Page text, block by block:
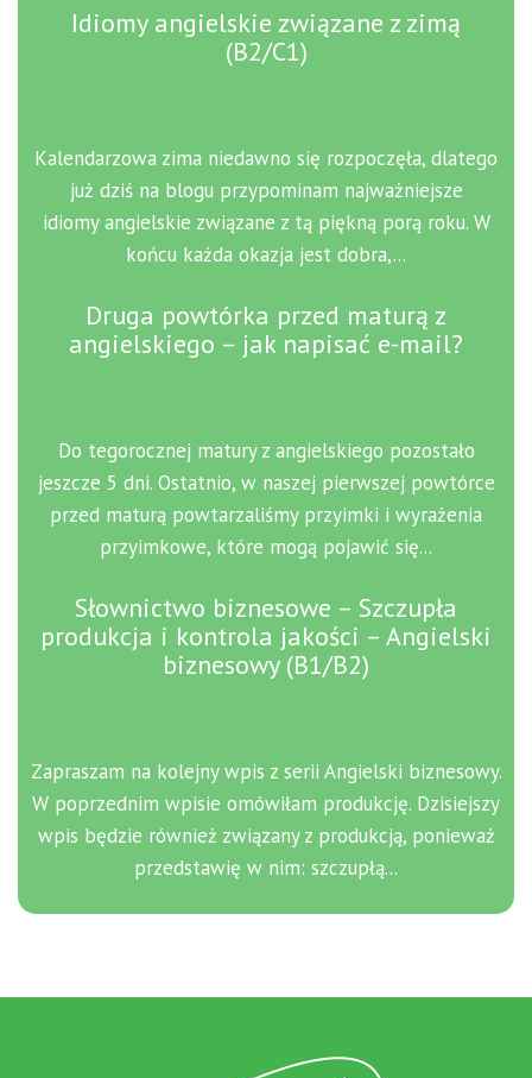
Idiomy angielskie związane z zimą
(B2/C1)
Kalendarzowa zima niedawno się rozpoczęła, dlatego
już dziś na blogu przypominam najważniejsze
idiomy angielskie związane z tą piękną porą roku. W
końcu każda okazja jest dobra,...
Druga powtórka przed maturą z
angielskiego – jak napisać e-mail?
Do tegorocznej matury z angielskiego pozostało
jeszcze 5 dni. Ostatnio, w naszej pierwszej powtórce
przed maturą powtarzaliśmy przyimki i wyrażenia
przyimkowe, które mogą pojawić się...
Słownictwo biznesowe – Szczupła
produkcja i kontrola jakości – Angielski
biznesowy (B1/B2)
Zapraszam na kolejny wpis z serii Angielski biznesowy.
W poprzednim wpisie omówiłam produkcję. Dzisiejszy
wpis będzie również związany z produkcją, ponieważ
przedstawię w nim: szczupłą...